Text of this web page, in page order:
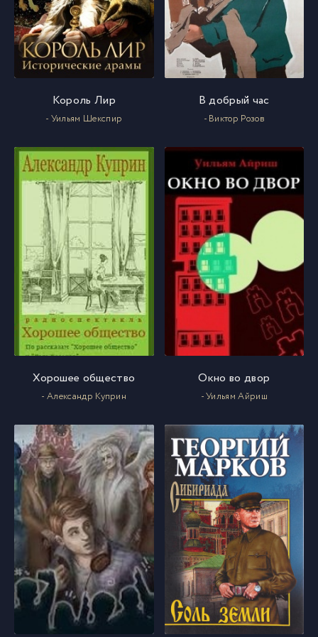
Король Лир
- Уильям Шекспир
В добрый час
- Виктор Розов
Хорошее общество
- Александр Куприн
Окно во двор
- Уильям Айриш